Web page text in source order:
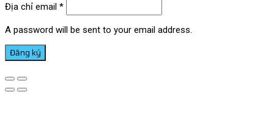
Địa chỉ email *
A password will be sent to your email address.
Đăng ký